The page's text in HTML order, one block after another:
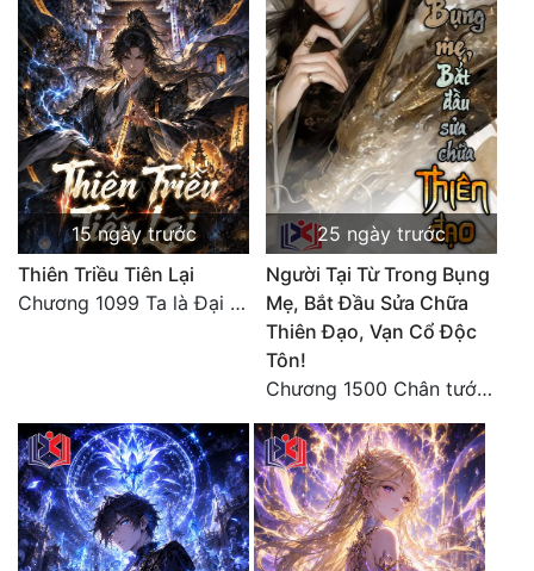
Tu Chân
Tu Tiên
Tội Phạm
Vô Địch
Võ Hiệp
Võng Du
Xuyên Không
Xuyên Thư
Điền Văn
Đô Thị
15 ngày trước
Thiên Triều Tiên Lại
Chương 1099 Ta là Đại La Tiên! Một người đắc đạo, gà chó lên trời (Đại kết cục)
25 ngày trước
Người Tại Từ Trong Bụng
Mẹ, Bắt Đầu Sửa Chữa
Thiên Đạo, Vạn Cổ Độc
Tôn!
Chương 1500 Chân tướng thế giới! Tam thế hợp nhất! (kết thúc) (5)